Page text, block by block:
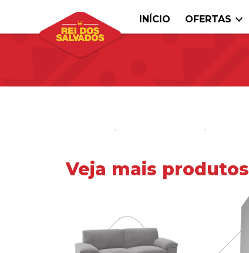
INÍCIO OFERTAS
Veja mais produtos